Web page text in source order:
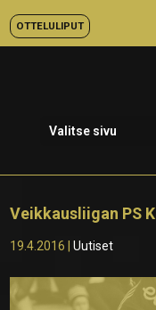
OTTELULIPUT
Valitse sivu
Veikkausliigan PS
19.4.2016 |Uutiset